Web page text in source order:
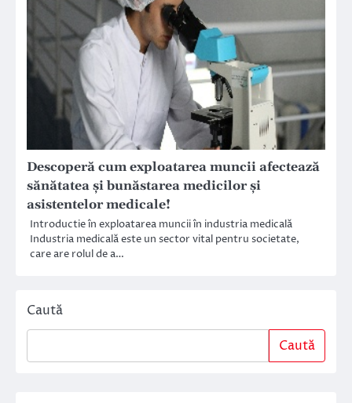
Descoperă cum exploatarea muncii afectează
sănătatea și bunăstarea medicilor și
asistentelor medicale!
Introductie în exploatarea muncii în industria medicală
Industria medicală este un sector vital pentru societate,
care are rolul de a…
Caută
Caută